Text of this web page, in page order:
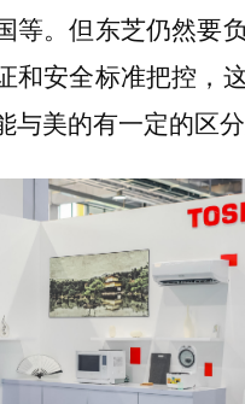
等。但东芝仍然要
和安全标准把控，
与美的有一定的区分